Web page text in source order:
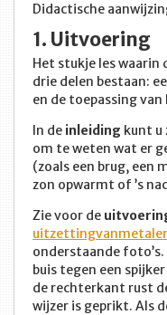
Didactische
1. Uitvoering
Het stukje les waarin
drie delen bestaan:
en de toepassing
In de inleiding kunt u
om te weten wat er
(zoals een brug, een
zon opwarmt of ’s
Zie voor de
onderstaande
buis tegen een
de rechterkant rust
wijzer is geprikt. Als